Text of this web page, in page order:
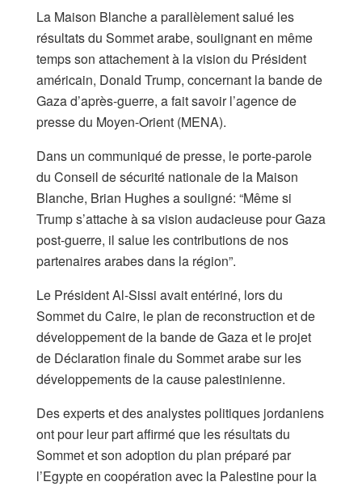
La Maison Blanche a parallèlement salué les
résultats du Sommet arabe, soulignant en même
temps son attachement à la vision du Président
américain, Donald Trump, concernant la bande de
Gaza d’après-guerre, a fait savoir l’agence de
presse du Moyen-Orient (MENA).
Dans un communiqué de presse, le porte-parole
du Conseil de sécurité nationale de la Maison
Blanche, Brian Hughes a souligné: “Même si
Trump s’attache à sa vision audacieuse pour Gaza
post-guerre, il salue les contributions de nos
partenaires arabes dans la région”.
Le Président Al-Sissi avait entériné, lors du
Sommet du Caire, le plan de reconstruction et de
développement de la bande de Gaza et le projet
de Déclaration finale du Sommet arabe sur les
développements de la cause palestinienne.
Des experts et des analystes politiques jordaniens
ont pour leur part affirmé que les résultats du
Sommet et son adoption du plan préparé par
l’Egypte en coopération avec la Palestine pour la